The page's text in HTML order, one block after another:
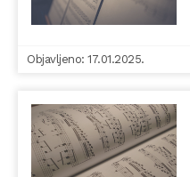
Objavljeno: 17.01.2025.